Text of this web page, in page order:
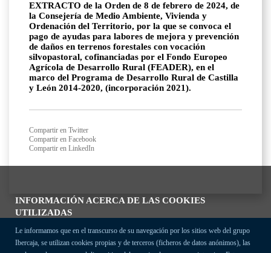
INFORMACIÓN ACERCA DE LAS COOKIES
UTILIZADAS
Le informamos que en el transcurso de su navegación por los sitios web del grupo
Ibercaja, se utilizan cookies propias y de terceros (ficheros de datos anónimos), las
EXTRACTO de la Orden de 8 de febrero de 2024, de
la Consejería de Medio Ambiente, Vivienda y
Ordenación del Territorio, por la que se convoca el
pago de ayudas para labores de mejora y prevención
de daños en terrenos forestales con vocación
silvopastoral, cofinanciadas por el Fondo Europeo
Agrícola de Desarrollo Rural (FEADER), en el
marco del Programa de Desarrollo Rural de Castilla
y León 2014-2020, (incorporación 2021).
Compartir en Twitter
Compartir en Facebook
Compartir en LinkedIn